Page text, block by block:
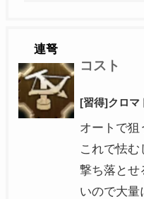
連弩
コスト
[習得]クロマ
オートで狙
これで怯
撃ち落とせ
いので大量